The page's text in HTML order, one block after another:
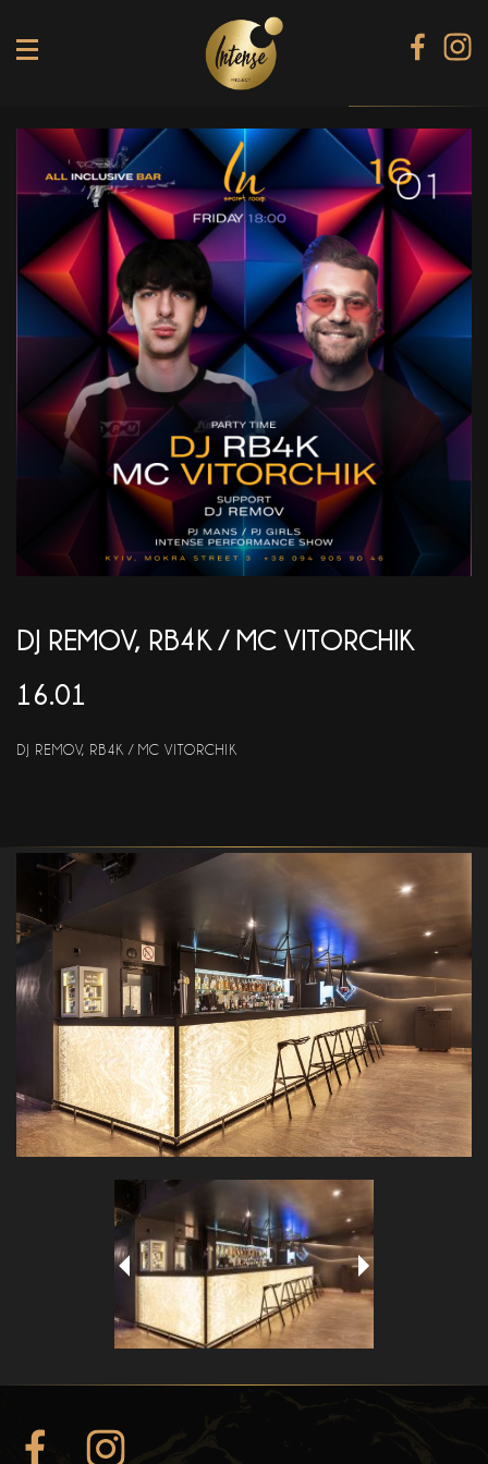
TIKI TERRACE
SHINE КАРАОКЕ БАР
BLACK DIAMOND КАРАОКЕ
SECRET ROOM
МЕНЮ
ГАЛЕРЕЯ
БАНКЕТИ
DJ REMOV, RB4K / MC VITORCHIK
16.01
DJ REMOV, RB4K / MC VITORCHIK